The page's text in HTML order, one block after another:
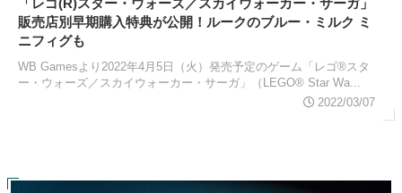
販売店別早期購入特典が公開！ルークのブルー・ミルク ミ
ニフィグも
WB Gamesより2022年4月5日（火）発売予定のゲーム「レゴ®スタ
ー・ウォーズ／スカイウォーカー・サーガ」（LEGO® Star Wa...
2022/03/07